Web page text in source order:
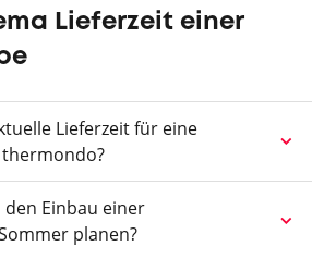
Lieferzeit einer
Lieferzeit für eine
Einbau einer
planen?